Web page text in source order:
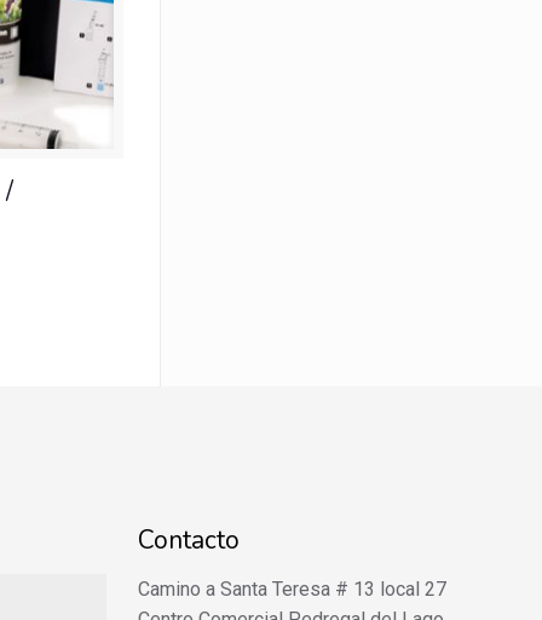
/
Contacto
Camino a Santa Teresa # 13 local 27